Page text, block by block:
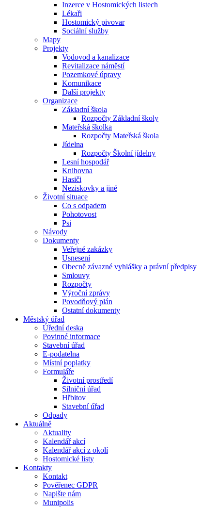
Inzerce v Hostomických listech
Lékaři
Hostomický pivovar
Sociální služby
Mapy
Projekty
Vodovod a kanalizace
Revitalizace náměstí
Pozemkové úpravy
Komunikace
Další projekty
Organizace
Základní škola
Rozpočty Základní školy
Mateřská školka
Rozpočty Mateřská škola
Jídelna
Rozpočty Školní jídelny
Lesní hospodář
Knihovna
Hasiči
Neziskovky a jiné
Životní situace
Co s odpadem
Pohotovost
Psi
Návody
Dokumenty
Veřejné zakázky
Usnesení
Obecně závazné vyhlášky a právní předpisy
Smlouvy
Rozpočty
Výroční zprávy
Povodňový plán
Ostatní dokumenty
Městský úřad
Úřední deska
Povinné informace
Stavební úřad
E-podatelna
Místní poplatky
Formuláře
Životní prostředí
Silniční úřad
Hřbitov
Stavební úřad
Odpady
Aktuálně
Aktuality
Kalendář akcí
Kalendář akcí z okolí
Hostomické listy
Kontakty
Kontakt
Pověřenec GDPR
Napište nám
Munipolis